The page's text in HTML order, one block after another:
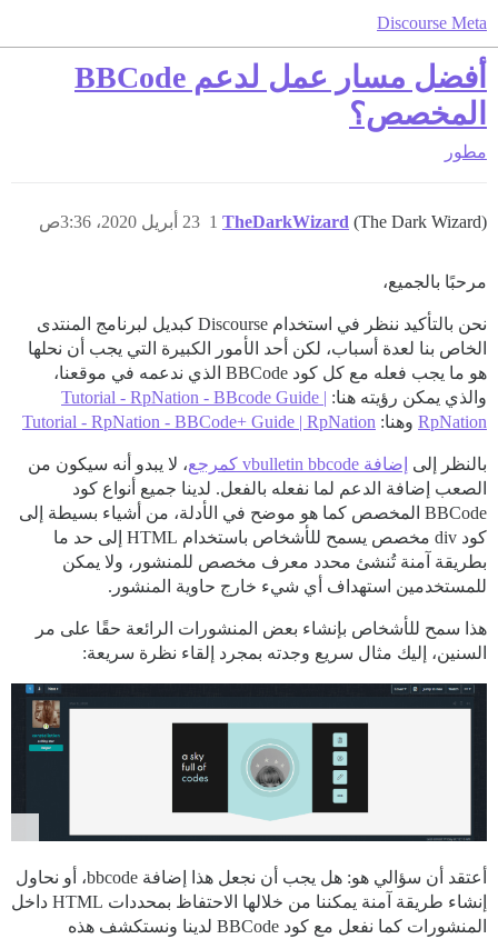
Discourse Meta
أفضل مسار عمل لدعم BBCode
المخصص؟
مطور
TheDarkWizard (The Dark Wizard) 23 أبريل 2020، 3:36ص 1
مرحبًا بالجميع،
نحن بالتأكيد ننظر في استخدام Discourse كبديل لبرنامج المنتدى
الخاص بنا لعدة أسباب، لكن أحد الأمور الكبيرة التي يجب أن نحلها
هو ما يجب فعله مع كل كود BBCode الذي ندعمه في موقعنا،
والذي يمكن رؤيته هنا: Tutorial - RpNation - BBcode Guide |
RpNation وهنا: Tutorial - RpNation - BBCode+ Guide | RpNation
بالنظر إلى إضافة vbulletin bbcode كمرجع
، لا يبدو أنه سيكون من
الصعب إضافة الدعم لما نفعله بالفعل. لدينا جميع أنواع كود
BBCode المخصص كما هو موضح في الأدلة، من أشياء بسيطة إلى
كود div مخصص يسمح للأشخاص باستخدام HTML إلى حد ما
بطريقة آمنة تُنشئ محدد معرف مخصص للمنشور، ولا يمكن
للمستخدمين استهداف أي شيء خارج حاوية المنشور.
هذا سمح للأشخاص بإنشاء بعض المنشورات الرائعة حقًا على مر
السنين، إليك مثال سريع وجدته بمجرد إلقاء نظرة سريعة:
أعتقد أن سؤالي هو: هل يجب أن نجعل هذا إضافة bbcode، أو نحاول
إنشاء طريقة آمنة يمكننا من خلالها الاحتفاظ بمحددات HTML داخل
المنشورات كما نفعل مع كود BBCode لدينا ونستكشف هذه